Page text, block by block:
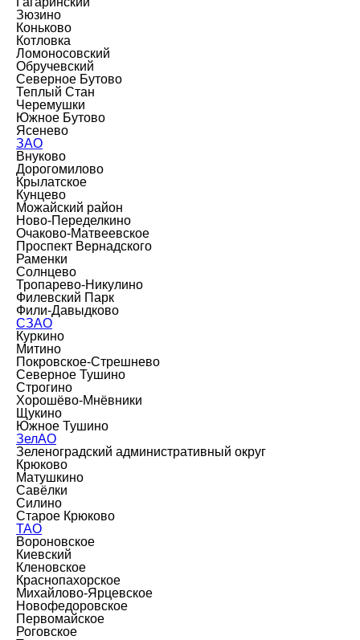
Зюзино
Коньково
Котловка
Ломоносовский
Обручевский
Северное Бутово
Теплый Стан
Черемушки
Южное Бутово
Ясенево
ЗАО
Внуково
Дорогомилово
Крылатское
Кунцево
Можайский район
Ново-Переделкино
Очаково-Матвеевское
Проспект Вернадского
Раменки
Солнцево
Тропарево-Никулино
Филевский Парк
Фили-Давыдково
СЗАО
Куркино
Митино
Покровское-Стрешнево
Северное Тушино
Строгино
Хорошёво-Мнёвники
Щукино
Южное Тушино
ЗелАО
Зеленоградский административный округ
Крюково
Матушкино
Савёлки
Силино
Старое Крюково
ТАО
Вороновское
Киевский
Кленовское
Краснопахорское
Михайлово-Ярцевское
Новофедоровское
Первомайское
Роговское